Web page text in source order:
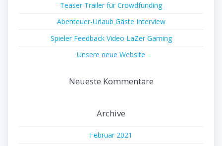
Teaser Trailer für Crowdfunding
Abenteuer-Urlaub Gäste Interview
Spieler Feedback Video LaZer Gaming
Unsere neue Website
Neueste Kommentare
Archive
Februar 2021